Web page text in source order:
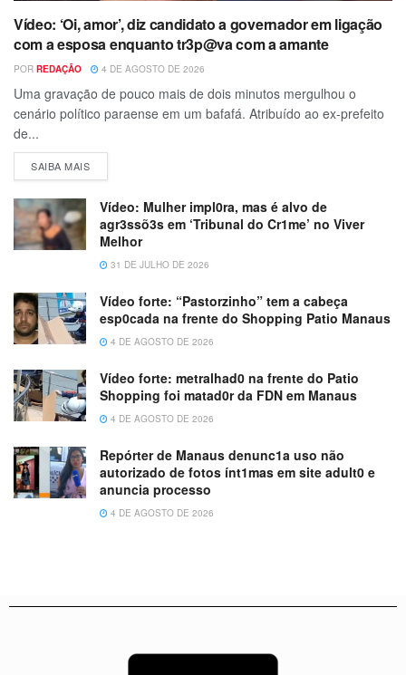
Vídeo: ‘Oi, amor’, diz candidato a governador em ligação
com a esposa enquanto tr3p@va com a amante
POR REDAÇÃO 4 DE AGOSTO DE 2026
Uma gravação de pouco mais de dois minutos mergulhou o
cenário político paraense em um bafafá. Atribuído ao ex-prefeito
de...
SAIBA MAIS
Vídeo: Mulher impl0ra, mas é alvo de
agr3ssõ3s em ‘Tribunal do Cr1me’ no Viver
Melhor
31 DE JULHO DE 2026
Vídeo forte: “Pastorzinho” tem a cabeça
esp0cada na frente do Shopping Patio Manaus
4 DE AGOSTO DE 2026
Vídeo forte: metralhad0 na frente do Patio
Shopping foi matad0r da FDN em Manaus
4 DE AGOSTO DE 2026
Repórter de Manaus denunc1a uso não
autorizado de fotos ínt1mas em site adult0 e
anuncia processo
4 DE AGOSTO DE 2026